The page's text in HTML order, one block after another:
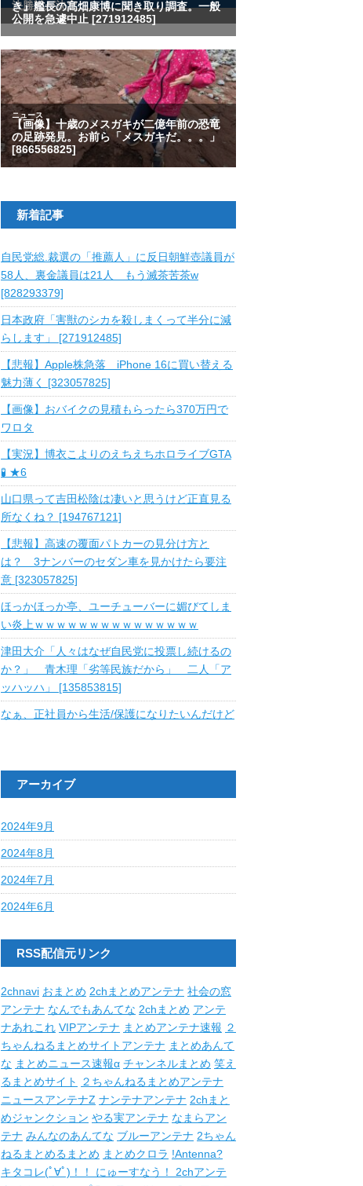
新着記事
自民党総.裁選の「推薦人」に反日朝鮮壺議員が
58人、裏金議員は21人 もう滅茶苦茶w
[828293379]
日本政府「害獣のシカを殺しまくって半分に減
らします」 [271912485]
【悲報】Apple株急落 iPhone 16に買い替える
魅力薄く [323057825]
【画像】おバイクの見積もらったら370万円で
ワロタ
【実況】博衣こよりのえちえちホロライブGTA
🧪 ★6
山口県って吉田松陰は凄いと思うけど正直見る
所なくね？ [194767121]
【悲報】高速の覆面パトカーの見分け方と
は？ 3ナンバーのセダン車を見かけたら要注
意 [323057825]
ほっかほっか亭、ユーチューバーに媚びてしま
い炎上ｗｗｗｗｗｗｗｗｗｗｗｗｗｗｗ
津田大介「人々はなぜ自民党に投票し続けるの
か？」 青木理「劣等民族だから」 二人「ア
ッハッハ」 [135853815]
なぁ、正社員から生活/保護になりたいんだけど
アーカイブ
2024年9月
2024年8月
2024年7月
2024年6月
RSS配信元リンク
2chnavi おまとめ 2chまとめアンテナ 社会の窓
アンテナ なんでもあんてな 2chまとめ アンテ
ナあれこれ VIPアンテナ まとめアンテナ速報 ２
ちゃんねるまとめサイトアンテナ まとめあんて
な まとめニュース速報α チャンネルまとめ 笑え
るまとめサイト
２ちゃんねるまとめアンテナ
ニュースアンテナZ ナンテナアンテナ 2chまと
めジャンクション やる実アンテナ なまらアン
テナ みんなのあんてな ブルーアンテナ 2ちゃん
ねるまとめるまとめ まとめクロラ !Antenna?
キタコレ(ﾟ∀ﾟ)！！ にゅーすなう！ 2chアンテ